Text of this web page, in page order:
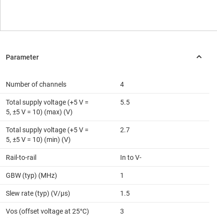
Number of channels 4
Total supply voltage (+5 V =
5, ±5 V = 10) (max) (V)
5.5
Total supply voltage (+5 V =
5, ±5 V = 10) (min) (V)
2.7
Rail-to-rail In to V-
GBW (typ) (MHz) 1
Slew rate (typ) (V/µs) 1.5
Vos (offset voltage at 25°C)
3